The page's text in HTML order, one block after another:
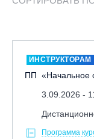
ИНСТРУКТОРАМ
ПП «Начальное
3.09.2026 -
Программа